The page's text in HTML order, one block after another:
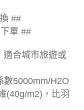
##
單 ##
適合城市旅遊或
數5000mm/H2O
(40g/m2)，比羽